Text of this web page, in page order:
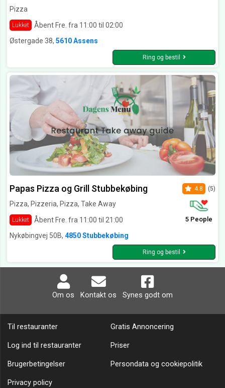
Pizza
Lukket
Åbent Fre. fra 11:00 til 02:00
Østergade 38, 5610 Assens
Ring og bestil
Papas Pizza og Grill Stubbekøbing
Pizza, Pizzeria, Pizza, Take Away
Lukket Åbent Fre. fra 11:00 til 21:00
4.8 (5)
5 People
Nykøbingvej 50B, 4850 Stubbekøbing
Ring og bestil
Om os Kontakt os Synes godt om
Til restauranter Gratis Annoncering
Log ind til restauranter Priser
Brugerbetingelser Persondata og cookiepolitik
Privacy policy